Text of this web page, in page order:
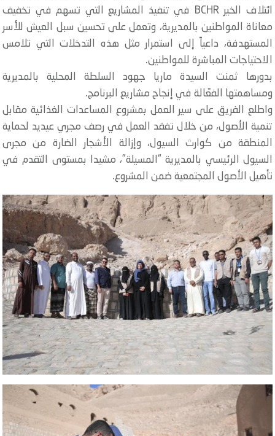
ائتلاف الخير BCHR في تنفيذ المشاريع التي تسهم في تخفيف
المواطنين بالمديرية، وتعمل على تحسين سبل العيش للأسر
داعياً إلى استمرار مثل هذه التدخلات التي تلامس
المباشرة للمواطنين.
ثمنت السيدة ماريا جهود السلطة المحلية بالمديرية
الفعّالة في إنجاح مشاريع البرنامج.
الفريق على سير العمل بمشروع المساعدات الغذائية مقابل
الأصول، من خلال تفقد العمل في رصف مجري عيديد لحماية
من كوارث السيول، وإزالة الأشجار الضارة من مجرى
الرئيسي بالمديرية “المسيلة”، مشيدا بمستوى التقدم في
الأصول المجتمعية ضمن المشروع.